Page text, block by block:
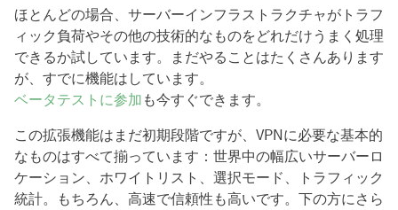
ほとんどの場合、サーバーインフラストラクチャがトラフ
ィック負荷やその他の技術的なものをどれだけうまく処理
できるか試しています。まだやることはたくさんあります
が、すでに機能はしています。
ベータテストに参加 も今すぐできます。
この拡張機能はまだ初期段階ですが、VPNに必要な基本的
なものはすべて揃っています：世界中の幅広いサーバーロ
ケーション、ホワイトリスト、選択モード、トラフィック
統計。もちろん、高速で信頼性も高いです。下の方にさら